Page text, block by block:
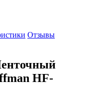
Отзывы
HF-